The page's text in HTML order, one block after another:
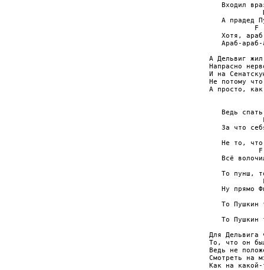
Входил
А прадед
F
Хотя,
Араб-
А Дельвиг
Напрасно
И на
Не потому
А просто,
Ведь
За что
Не то,
Всё
То пунш,
Ну прямо
То Пушкин
То Пушкин
Для Дельвига
То, что он
Ведь не
Смотреть на
Как на какой-